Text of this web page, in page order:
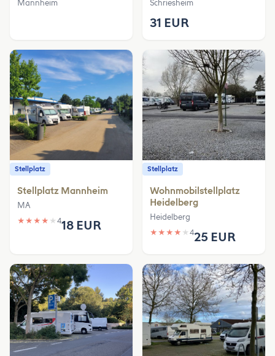
Mannheim Schriesheim
31 EUR
Stellplatz
Stellplatz Mannheim
MA
★ ★ ★ ★ ★ 418 EUR
Stellplatz
Wohnmobilstellplatz
Heidelberg
Heidelberg
★ ★ ★ ★ ★ 425 EUR